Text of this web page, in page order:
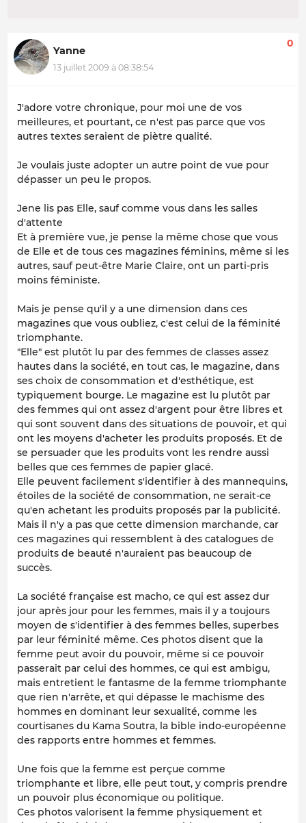
Yanne
13 juillet 2009 à 08:38:54
0
J'adore votre chronique, pour moi une de vos
meilleures, et pourtant, ce n'est pas parce que vos
autres textes seraient de piètre qualité.
Je voulais juste adopter un autre point de vue pour
dépasser un peu le propos.
Jene lis pas Elle, sauf comme vous dans les salles
d'attente
Et à première vue, je pense la même chose que vous
de Elle et de tous ces magazines féminins, même si les
autres, sauf peut-être Marie Claire, ont un parti-pris
moins féministe.
Mais je pense qu'il y a une dimension dans ces
magazines que vous oubliez, c'est celui de la féminité
triomphante.
"Elle" est plutôt lu par des femmes de classes assez
hautes dans la société, en tout cas, le magazine, dans
ses choix de consommation et d'esthétique, est
typiquement bourge. Le magazine est lu plutôt par
des femmes qui ont assez d'argent pour être libres et
qui sont souvent dans des situations de pouvoir, et qui
ont les moyens d'acheter les produits proposés. Et de
se persuader que les produits vont les rendre aussi
belles que ces femmes de papier glacé.
Elle peuvent facilement s'identifier à des mannequins,
étoiles de la société de consommation, ne serait-ce
qu'en achetant les produits proposés par la publicité.
Mais il n'y a pas que cette dimension marchande, car
ces magazines qui ressemblent à des catalogues de
produits de beauté n'auraient pas beaucoup de
succès.
La société française est macho, ce qui est assez dur
jour après jour pour les femmes, mais il y a toujours
moyen de s'identifier à des femmes belles, superbes
par leur féminité même. Ces photos disent que la
femme peut avoir du pouvoir, même si ce pouvoir
passerait par celui des hommes, ce qui est ambigu,
mais entretient le fantasme de la femme triomphante
que rien n'arrête, et qui dépasse le machisme des
hommes en dominant leur sexualité, comme les
courtisanes du Kama Soutra, la bible indo-européenne
des rapports entre hommes et femmes.
Une fois que la femme est perçue comme
triomphante et libre, elle peut tout, y compris prendre
un pouvoir plus économique ou politique.
Ces photos valorisent la femme physiquement et